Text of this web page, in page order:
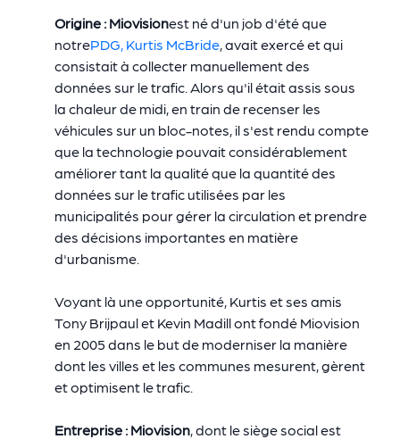
Origine : Miovisionest né d'un job d'été que
notrePDG, Kurtis McBride, avait exercé et qui
consistait à collecter manuellement des
données sur le trafic. Alors qu'il était assis sous
la chaleur de midi, en train de recenser les
véhicules sur un bloc-notes, il s'est rendu compte
que la technologie pouvait considérablement
améliorer tant la qualité que la quantité des
données sur le trafic utilisées par les
municipalités pour gérer la circulation et prendre
des décisions importantes en matière
d'urbanisme.
Voyant là une opportunité, Kurtis et ses amis
Tony Brijpaul et Kevin Madill ont fondé Miovision
en 2005 dans le but de moderniser la manière
dont les villes et les communes mesurent, gèrent
et optimisent le trafic.
Entreprise : Miovision, dont le siège social est